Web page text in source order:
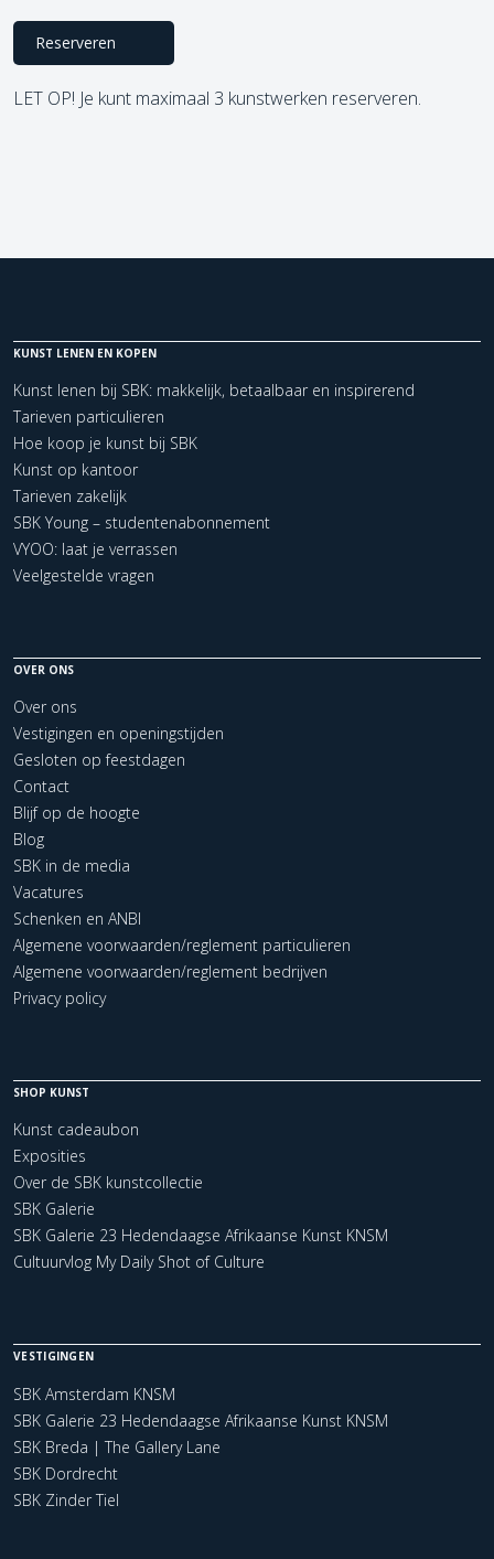
Reserveren
LET OP! Je kunt maximaal 3 kunstwerken reserveren.
KUNST LENEN EN KOPEN
Kunst lenen bij SBK: makkelijk, betaalbaar en inspirerend
Tarieven particulieren
Hoe koop je kunst bij SBK
Kunst op kantoor
Tarieven zakelijk
SBK Young – studentenabonnement
VYOO: laat je verrassen
Veelgestelde vragen
OVER ONS
Over ons
Vestigingen en openingstijden
Gesloten op feestdagen
Contact
Blijf op de hoogte
Blog
SBK in de media
Vacatures
Schenken en ANBI
Algemene voorwaarden/reglement particulieren
Algemene voorwaarden/reglement bedrijven
Privacy policy
SHOP KUNST
Kunst cadeaubon
Exposities
Over de SBK kunstcollectie
SBK Galerie
SBK Galerie 23 Hedendaagse Afrikaanse Kunst KNSM
Cultuurvlog My Daily Shot of Culture
VESTIGINGEN
SBK Amsterdam KNSM
SBK Galerie 23 Hedendaagse Afrikaanse Kunst KNSM
SBK Breda | The Gallery Lane
SBK Dordrecht
SBK Zinder Tiel